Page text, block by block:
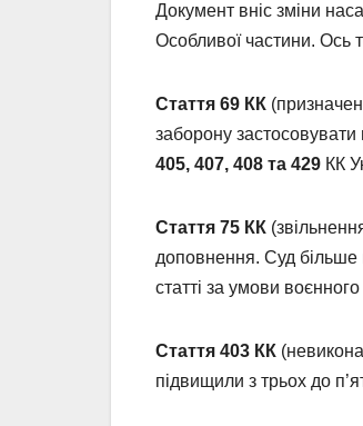
Документ вніс зміни
Особливої частини. Ось
Стаття 69 КК
заборону
405, 407, 408 та 429 КК
Стаття 75 КК
доповнення. Суд більше
статті за умови
Стаття 403 КК
підвищили з трьох до